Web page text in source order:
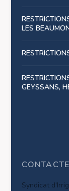
LES
GEYSSANS,
Syndicat